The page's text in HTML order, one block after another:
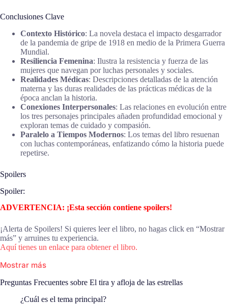
Conclusiones Clave
Contexto Histórico: La novela destaca el impacto desgarrador
de la pandemia de gripe de 1918 en medio de la Primera Guerra
Mundial.
Resiliencia Femenina: Ilustra la resistencia y fuerza de las
mujeres que navegan por luchas personales y sociales.
Realidades Médicas: Descripciones detalladas de la atención
materna y las duras realidades de las prácticas médicas de la
época anclan la historia.
Conexiones Interpersonales: Las relaciones en evolución entre
los tres personajes principales añaden profundidad emocional y
exploran temas de cuidado y compasión.
Paralelo a Tiempos Modernos: Los temas del libro resuenan
con luchas contemporáneas, enfatizando cómo la historia puede
repetirse.
Spoilers
Spoiler:
ADVERTENCIA: ¡Esta sección contiene spoilers!
¡Alerta de Spoilers! Si quieres leer el libro, no hagas click en “Mostrar
más” y arruines tu experiencia.
Aquí tienes un enlace para obtener el libro.
Mostrar más
Preguntas Frecuentes sobre El tira y afloja de las estrellas
¿Cuál es el tema principal?